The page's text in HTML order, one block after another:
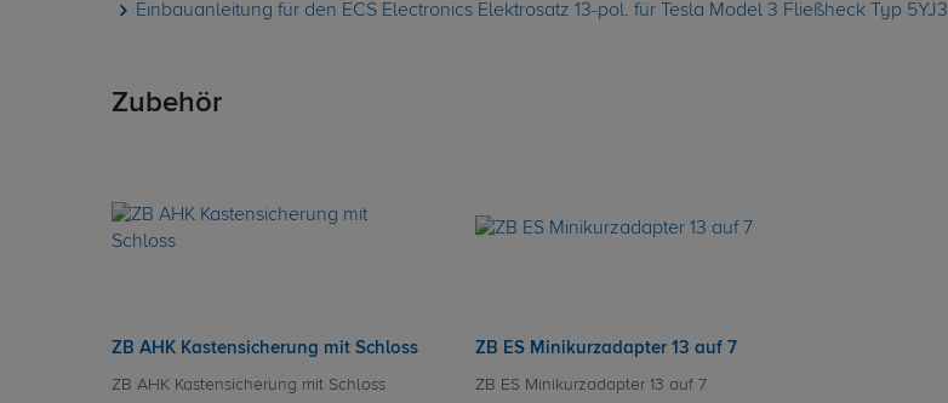
Einbauanleitung für den ECS Electronics Elektrosatz 13-pol. für Tesla Model 3 Fließheck Typ 5YJ3
Zubehör
ZB AHK Kastensicherung mit Schloss
ZB AHK Kastensicherung mit Schloss
ZB ES Minikurzadapter 13 auf 7
ZB ES Minikurzadapter 13 auf 7